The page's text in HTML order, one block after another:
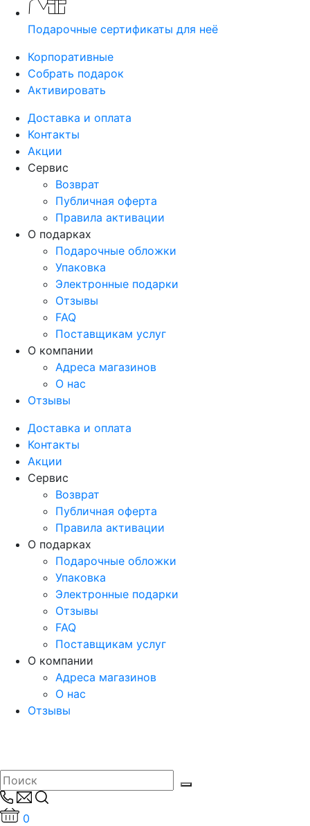
Подарочные сертификаты для неё
Корпоративные
Собрать подарок
Активировать
Доставка и оплата
Контакты
Акции
Сервис
Возврат
Публичная оферта
Правила активации
О подарках
Подарочные обложки
Упаковка
Электронные подарки
Отзывы
FAQ
Поставщикам услуг
О компании
Адреса магазинов
О нас
Отзывы
Доставка и оплата
Контакты
Акции
Сервис
Возврат
Публичная оферта
Правила активации
О подарках
Подарочные обложки
Упаковка
Электронные подарки
Отзывы
FAQ
Поставщикам услуг
О компании
Адреса магазинов
О нас
Отзывы
0